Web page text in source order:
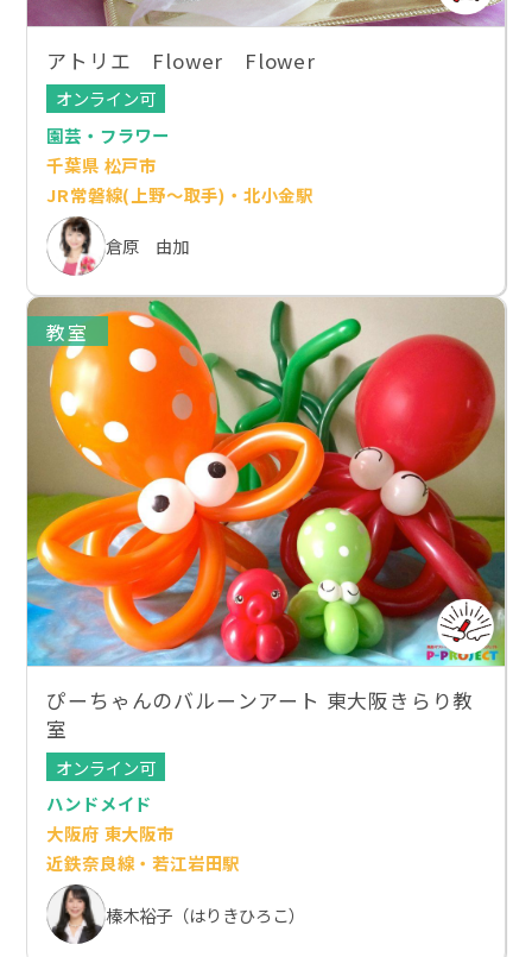
アトリエ Flower Flower
オンライン可
園芸・フラワー
千葉県 松戸市
JR常磐線(上野～取手)・北小金駅
倉原 由加
教室
ぴーちゃんのバルーンアート 東大阪きらり教
室
オンライン可
ハンドメイド
大阪府 東大阪市
近鉄奈良線・若江岩田駅
榛木裕子（はりきひろこ）